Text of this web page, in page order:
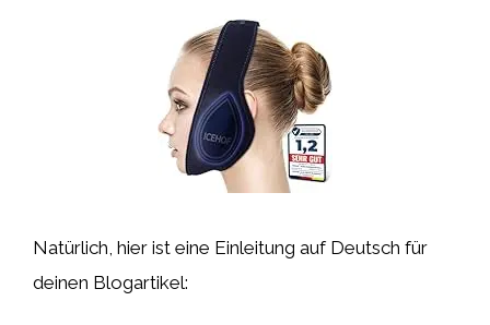
Natürlich, hier ist eine Einleitung auf Deutsch für
deinen Blogartikel: